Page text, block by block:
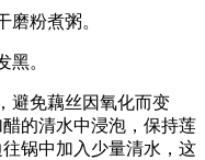
磨粉煮粥。
黑。
避免藕丝因氧化而变
的清水中浸泡，保持莲
锅中加入少量清水，这